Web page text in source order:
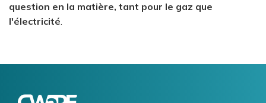
question en la matière, tant pour le gaz que
l'électricité.